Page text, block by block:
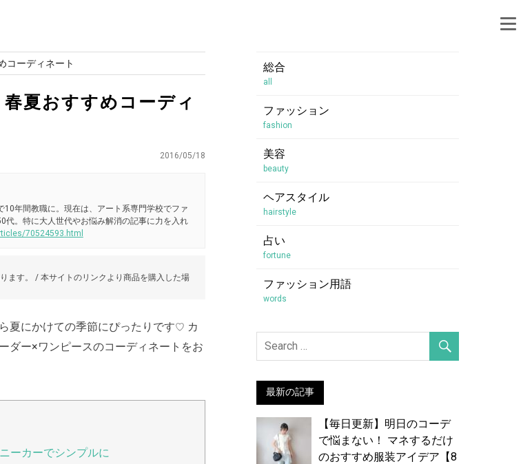
コーディネート
夏おすすめコーディ
2016/05/18
年間教職に。現在は、アート系専門学校でファ
代。特に大人世代やお悩み解消の記事に力を入れ
70524593.html
ます。 / 本サイトのリンクより商品を購入した場
夏にかけての季節にぴったりです♡ カ
ダー×ワンピースのコーディネートをお
ーカーでシンプルに
総合
all
ファッション
fashion
美容
beauty
ヘアスタイル
hairstyle
占い
fortune
ファッション用語
words
最新の記事
【毎日更新】明日のコーデ
で悩まない！ マネするだけ
のおすすめ服装アイデア【8